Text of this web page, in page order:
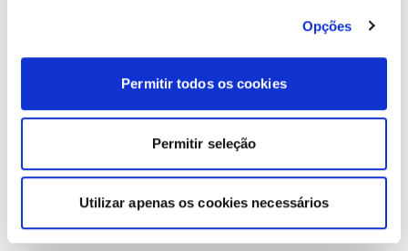
Opções
Permitir todos os cookies
Permitir seleção
Utilizar apenas os cookies necessários